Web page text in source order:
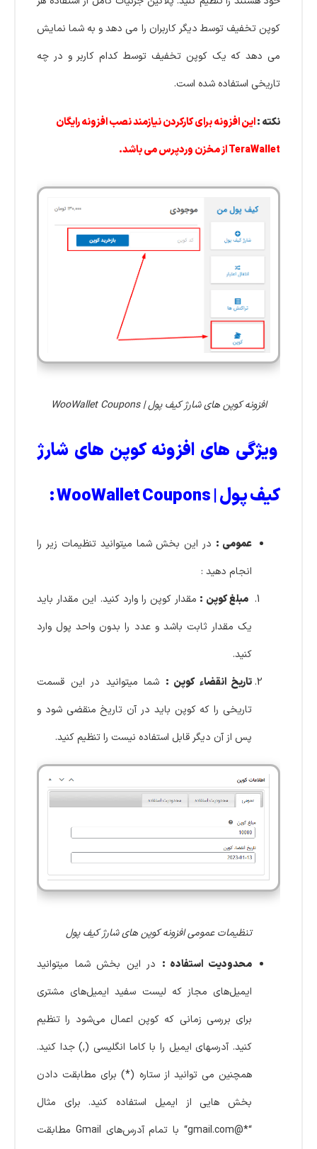
کوپن تخفیف توسط دیگر کاربران را می دهد و به شما نمایش
می دهد که یک کوپن تخفیف توسط کدام کاربر و در چه
تاریخی استفاده شده است.
نکته :این افزونه برای کارکردن نیازمند نصب افزونه رایگان
TeraWallet از مخزن وردپرس می باشد.
افزونه کوپن های شارژ کیف پول | WooWallet Coupons
ویژگی های افزونه کوپن های شارژ
کیف پول | WooWallet Coupons :
عمومی : در این بخش شما میتوانید تنظیمات زیر را
انجام دهید :
مبلغ کوپن : مقدار کوپن را وارد کنید. این مقدار باید
یک مقدار ثابت باشد و عدد را بدون واحد پول وارد
کنید.
تاریخ انقضاء کوپن : شما میتوانید در این قسمت
تاریخی را که کوپن باید در آن تاریخ منقضی شود و
پس از آن دیگر قابل استفاده نیست را تنظیم کنید.
تنظیمات عمومی افزونه کوپن های شارژ کیف پول
محدودیت استفاده : در این بخش شما میتوانید
ایمیل‌های مجاز که لیست سفید ایمیل‌های مشتری
برای بررسی زمانی که کوپن اعمال می‌شود را تنظیم
کنید. آدرسهای ایمیل را با کاما انگلیسی (,) جدا کنید.
همچنین می توانید از ستاره (*) برای مطابقت دادن
بخش هایی از ایمیل استفاده کنید. برای مثال
“*@gmail.com“ با تمام آدرس‌های Gmail مطابقت